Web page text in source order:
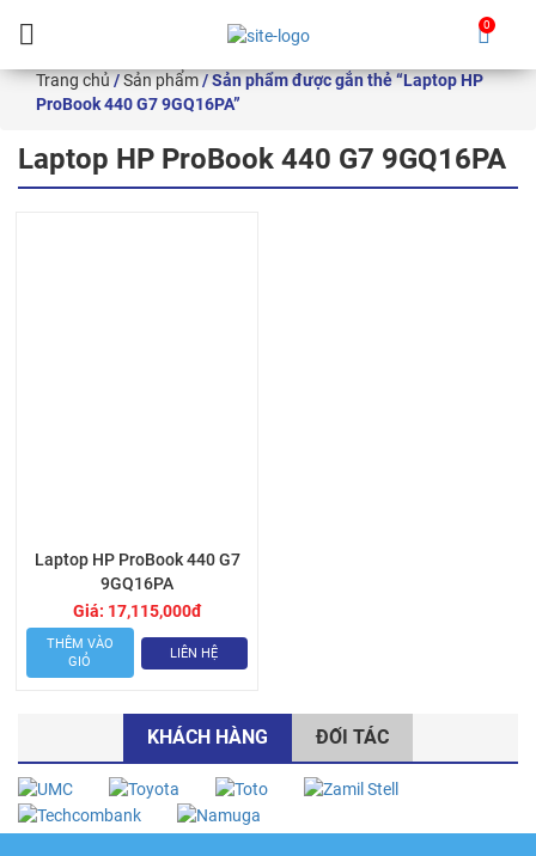
content
0
Trang chủ/Sản phẩm/ Sản phẩm được gắn thẻ “Laptop HP
ProBook 440 G7 9GQ16PA”
Laptop HP ProBook 440 G7 9GQ16PA
Laptop HP ProBook 440 G7
9GQ16PA
Giá: 17,115,000đ
THÊM VÀO
GIỎ
LIÊN HỆ
KHÁCH HÀNG ĐỐI TÁC